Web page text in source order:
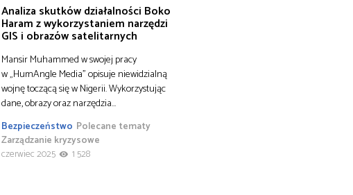
Analiza skutków działalności Boko
Haram z wykorzystaniem narzędzi
GIS i obrazów satelitarnych
Mansir Muhammed w swojej pracy
w „HumAngle Media” opisuje niewidzialną
wojnę toczącą się w Nigerii. Wykorzystując
dane, obrazy oraz narzędzia…
Bezpieczeństwo Polecane tematy
Zarządzanie kryzysowe
czerwiec 2025
1 528